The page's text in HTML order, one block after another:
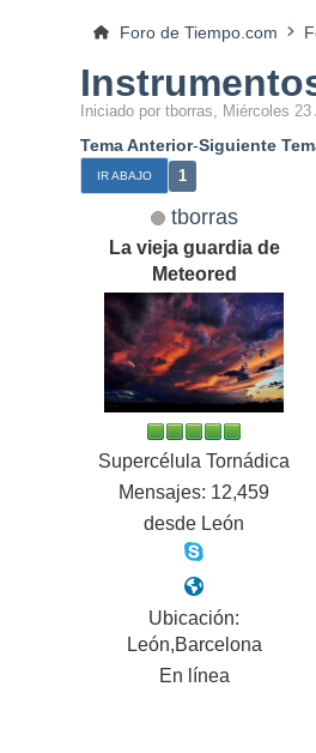
Foro de Tiempo.com
Iniciado por tborras, Miércoles
Tema Anterior-Siguiente
IR ABAJO 1
tborras
La vieja guardia de
Meteored
Supercélula Tornádica
Mensajes: 12,459
desde León
Ubicación:
León,Barcelona
En línea